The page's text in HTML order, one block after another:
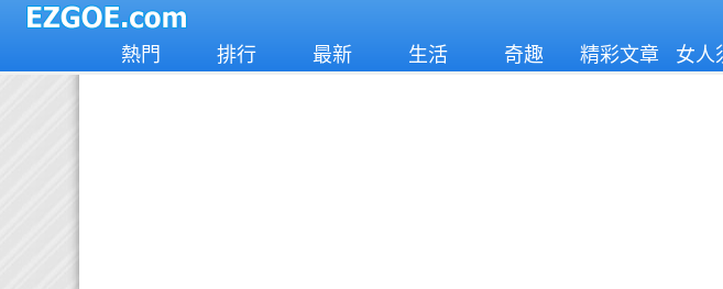
熱門 排行 最新 生活 奇趣 精彩文章 女人